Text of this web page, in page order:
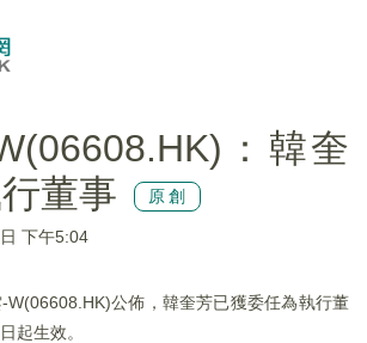
：韓奎
董事
原創
下午5:04
-W(06608.HK)公佈，韓奎芳已獲委任為執行董
起生效。